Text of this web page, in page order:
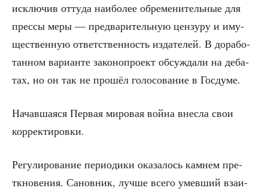
исклю­чив отту­да наи­бо­лее обре­ме­ни­тель­ные для
прес­сы меры — пред­ва­ри­тель­ную цен­зу­ру и иму­
ще­ствен­ную ответ­ствен­ность изда­те­лей. В дора­бо­
тан­ном вари­ан­те зако­но­про­ект обсуж­да­ли на деба­
тах, но он так не про­шёл голо­со­ва­ние в Госдуме.
Начав­ша­я­ся Пер­вая миро­вая вой­на внес­ла свои
корректировки.
Регу­ли­ро­ва­ние пери­о­ди­ки ока­за­лось кам­нем пре­
ткно­ве­ния. Санов­ник, луч­ше все­го умев­ший вза­и­